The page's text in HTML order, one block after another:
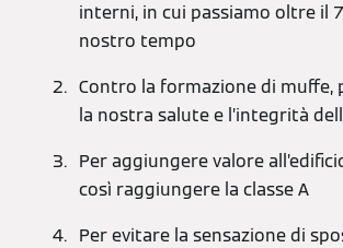
interni, in cui passiamo oltre il
nostro tempo
Contro la formazione di muffe,
la nostra salute e l’integrità
Per aggiungere valore
così raggiungere la classe A
Per evitare la sensazione di